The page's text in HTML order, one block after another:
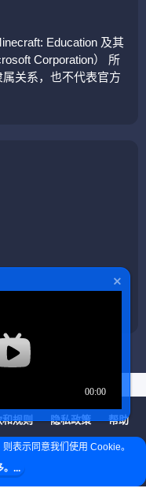
Education 及其
Corporation） 所
关系，也不代表官方
和规则 隐私政策
帮助
有 |Microsoft Marketplace
表示同意我们使用 Cookie。
。...